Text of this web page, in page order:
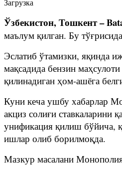
Загрузка
Ўзбекистон, Тошкент –
маълум қилган. Бу
Эслатиб ўтамизки, яқинда
мақсадида бензин
қилинадиган ҳом-ашёга
Куни кеча ушбу хабарлар
акциз солиғи ставкаларини
унификация қилиш бўйича,
ишлар олиб борилмоқда.
Мазкур масалани